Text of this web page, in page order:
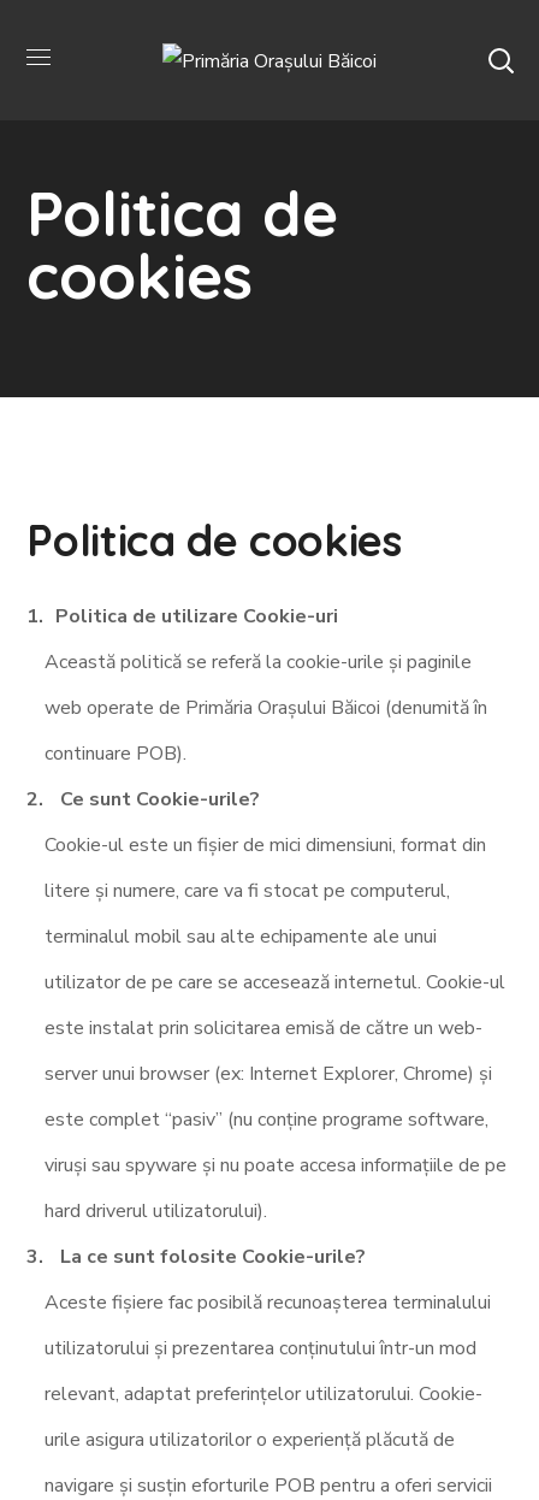
Politica de
cookies
Politica de cookies
Politica de utilizare Cookie-uri
Această politică se referă la cookie-urile și paginile
web operate de Primăria Orașului Băicoi (denumită în
continuare POB).
Ce sunt Cookie-urile?
Cookie-ul este un fișier de mici dimensiuni, format din
litere și numere, care va fi stocat pe computerul,
terminalul mobil sau alte echipamente ale unui
utilizator de pe care se accesează internetul. Cookie-ul
este instalat prin solicitarea emisă de către un web-
server unui browser (ex: Internet Explorer, Chrome) și
este complet “pasiv” (nu conține programe software,
viruși sau spyware și nu poate accesa informațiile de pe
hard driverul utilizatorului).
La ce sunt folosite Cookie-urile?
Aceste fișiere fac posibilă recunoașterea terminalului
utilizatorului și prezentarea conținutului într-un mod
relevant, adaptat preferințelor utilizatorului. Cookie-
urile asigura utilizatorilor o experiență plăcută de
navigare și susțin eforturile POB pentru a oferi servicii